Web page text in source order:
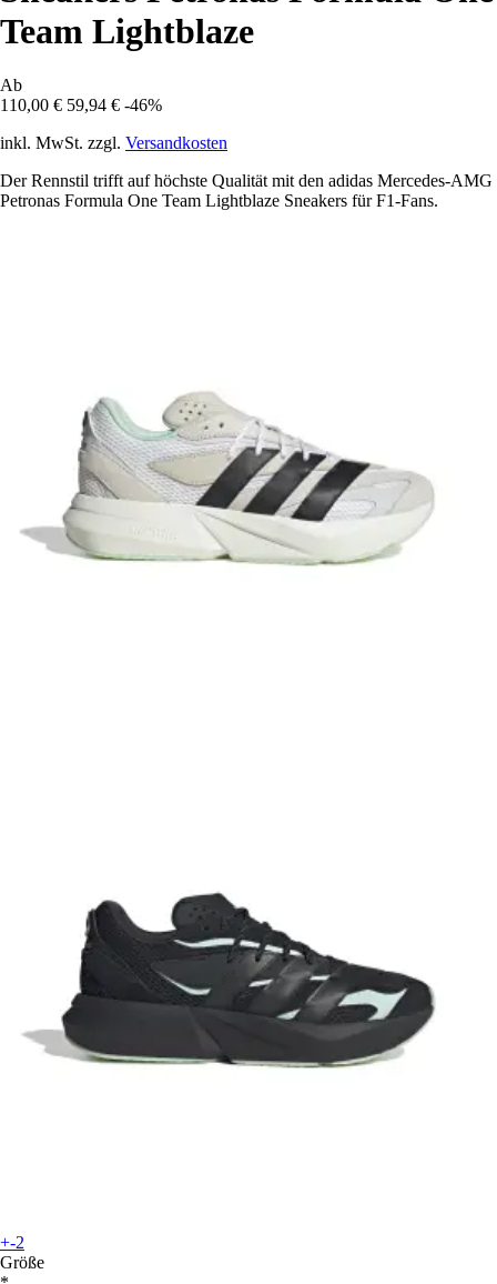
Team Lightblaze
Ab
110,00 € 59,94 € -46%
inkl. MwSt. zzgl. Versandkosten
Der Rennstil trifft auf höchste Qualität mit den adidas Mercedes-AMG
Petronas Formula One Team Lightblaze Sneakers für F1-Fans.
+-2
Größe